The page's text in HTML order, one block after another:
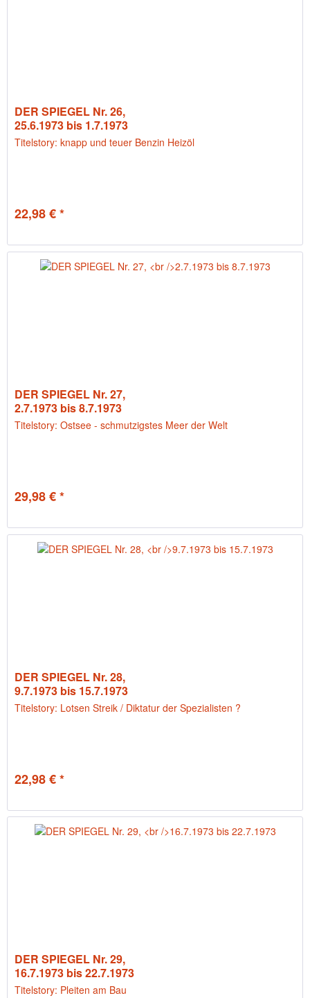
DER SPIEGEL Nr. 26,
25.6.1973 bis 1.7.1973
Titelstory: knapp und teuer Benzin Heizöl
22,98 € *
DER SPIEGEL Nr. 27,
2.7.1973 bis 8.7.1973
Titelstory: Ostsee - schmutzigstes Meer der Welt
29,98 € *
DER SPIEGEL Nr. 28,
9.7.1973 bis 15.7.1973
Titelstory: Lotsen Streik / Diktatur der Spezialisten ?
22,98 € *
DER SPIEGEL Nr. 29,
16.7.1973 bis 22.7.1973
Titelstory: Pleiten am Bau